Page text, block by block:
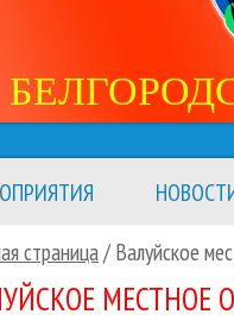
страница/ Валуйское
МЕСТНОЕ